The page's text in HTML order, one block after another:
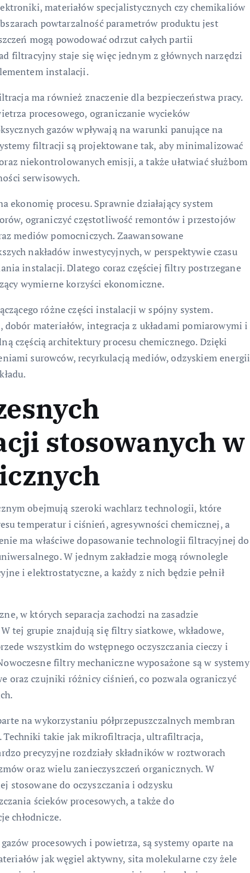
materiałów specjalistycznych czy chemikaliów
powtarzalność parametrów produktu jest
mogą powodować odrzut całych partii
filtracyjny staje się więc jednym z głównych narzędzi
instalacji.
ma również znaczenie dla bezpieczeństwa pracy.
procesowego, ograniczanie wycieków
gazów wpływają na warunki panujące na
filtracji są projektowane tak, aby minimalizować
niekontrolowanych emisji, a także ułatwiać służbom
serwisowych.
procesu. Sprawnie działający system
ograniczyć częstotliwość remontów i przestojów
mediów pomocniczych. Zaawansowane
nakładów inwestycyjnych, w perspektywie czasu
instalacji. Dlatego coraz częściej filtry postrzegane
wymierne korzyści ekonomiczne.
różne części instalacji w spójny system.
materiałów, integracja z układami pomiarowymi i
częścią architektury procesu chemicznego. Dzięki
surowców, recyrkulacją mediów, odzyskiem energii
stosowanych w
obejmują szeroki wachlarz technologii, które
temperatur i ciśnień, agresywności chemicznej, a
ma właściwe dopasowanie technologii filtracyjnej do
W jednym zakładzie mogą równolegle
i elektrostatyczne, a każdy z nich będzie pełnił
w których separacja zachodzi na zasadzie
tej grupie znajdują się filtry siatkowe, wkładowe,
wszystkim do wstępnego oczyszczania cieczy i
filtry mechaniczne wyposażone są w systemy
oraz czujniki różnicy ciśnień, co pozwala ograniczyć
na wykorzystaniu półprzepuszczalnych membran
Techniki takie jak mikrofiltracja, ultrafiltracja,
precyzyjne rozdziały składników w roztworach
oraz wielu zanieczyszczeń organicznych. W
stosowane do oczyszczania i odzysku
ścieków procesowych, a także do
chłodnicze.
procesowych i powietrza, są systemy oparte na
jak węgiel aktywny, sita molekularne czy żele